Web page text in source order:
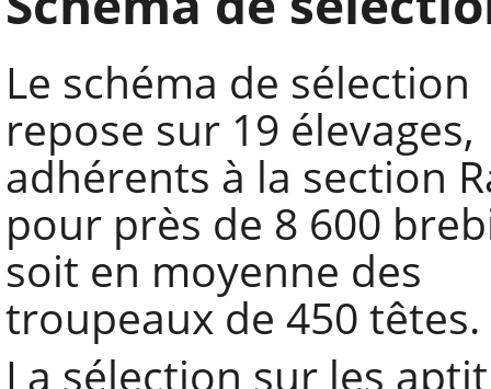
Le schéma de sélection
repose sur 19 élevages,
adhérents à la section
pour près de 8 600
soit en moyenne des
troupeaux de 450 têtes.
La sélection sur les